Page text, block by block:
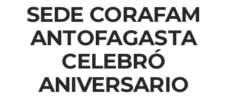
SEDE CORAFAM
ANTOFAGASTA
CELEBRÓ
ANIVERSARIO